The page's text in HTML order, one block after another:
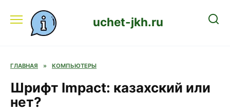
содержанию
uchet-jkh.ru
ГЛАВНАЯ » КОМПЬЮТЕРЫ
Шрифт Impact: казахский или
нет?